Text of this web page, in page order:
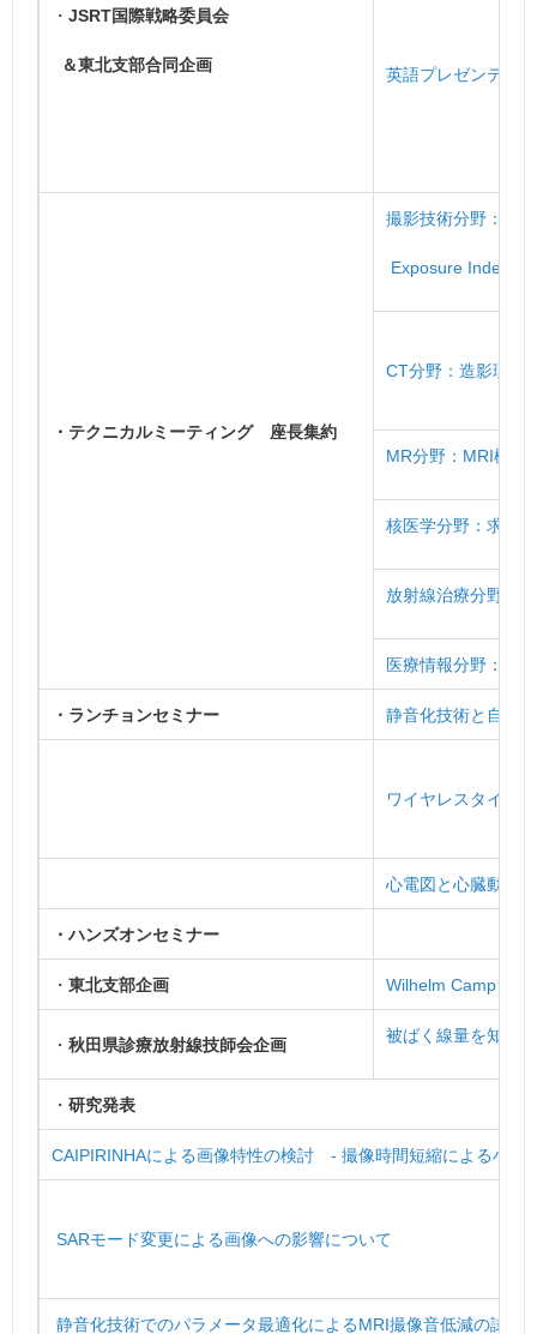
・ JSRT国際戦略委員会
＆東北支部合同企画 英語プレゼンテー
・テクニカルミーティング座長集約
撮影技術分野：物
Exposure Index を
CT分野：造影理
MR分野：MRI検査
核医学分野：求め
放射線治療分野：
医療情報分野：
・ランチョンセミナー 静音化技術と自然
ワイヤレスタイプ
心電図と心臓動態
・ハンズオンセミナー
・ 東北支部企画 Wilhelm Camp –
・ 秋田県診療放射線技師会企画 被ばく線量を知ろ
・ 研究発表
CAIPIRINHAによる画像特性の検討 - 撮像時間短縮による小児
SARモード変更による画像への影響について
静音化技術でのパラメータ最適化によるMRI撮像音低減の試み